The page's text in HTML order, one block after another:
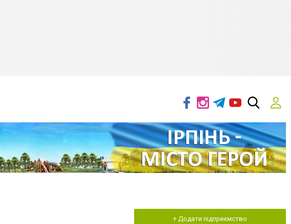
+ Додати підприємство